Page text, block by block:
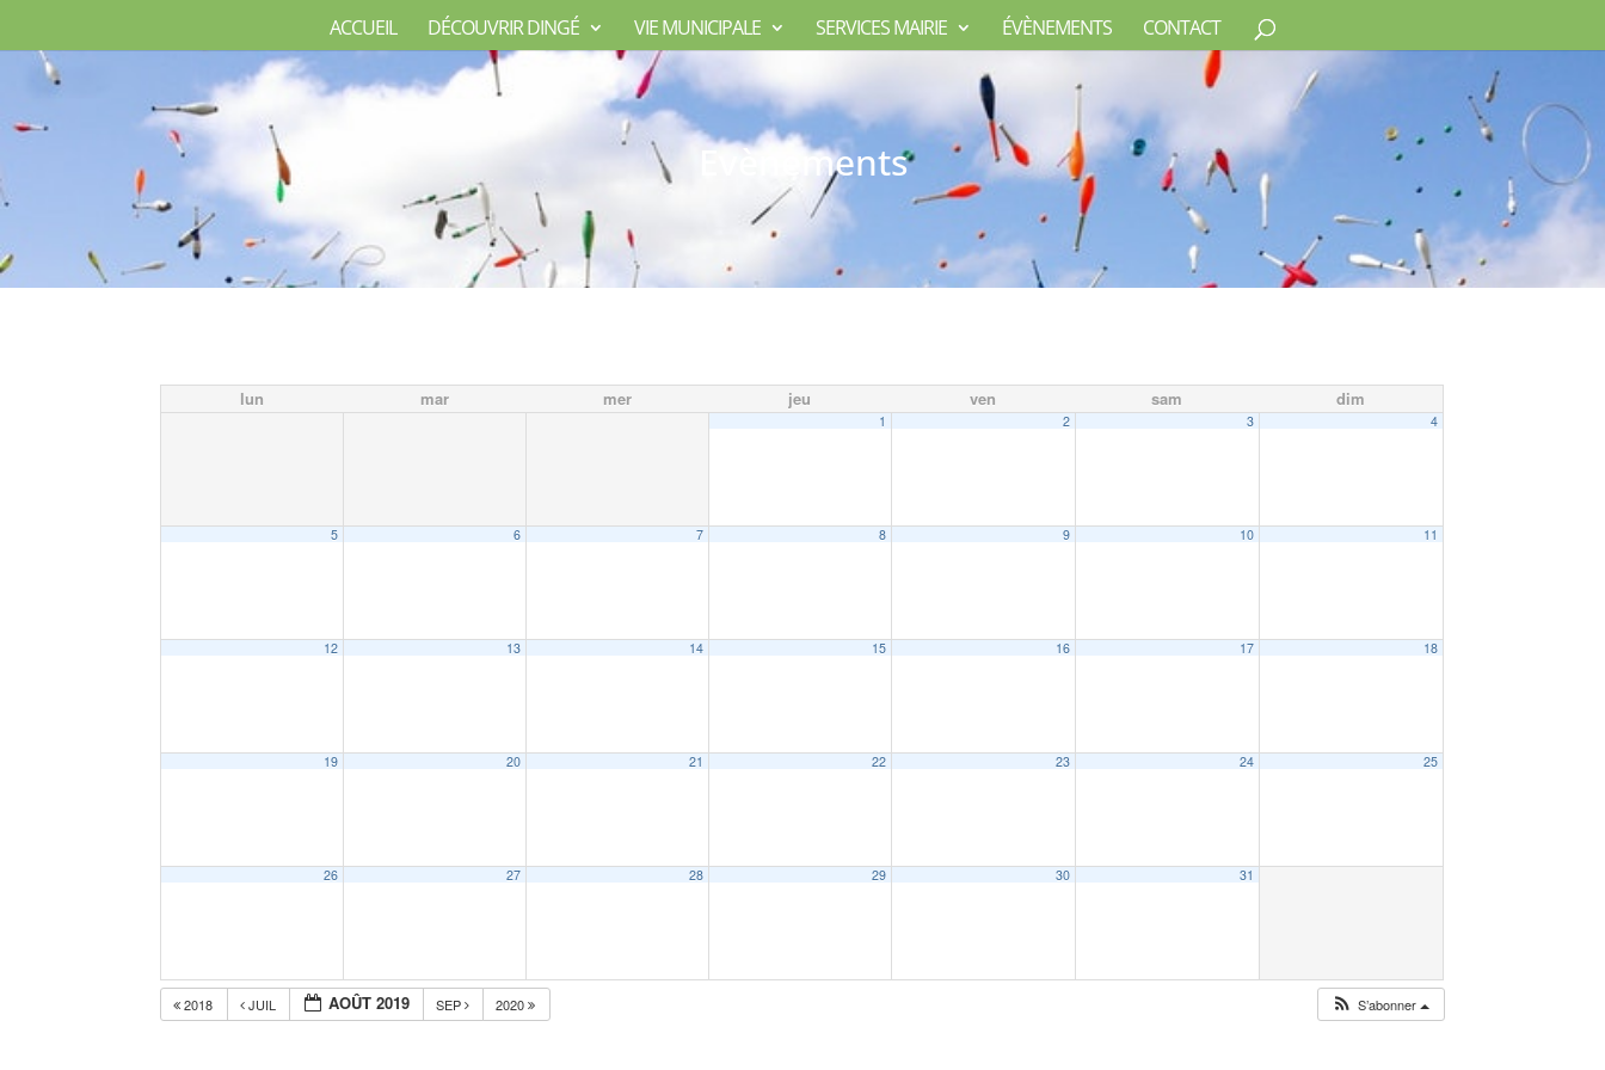
ACCUEIL DÉCOUVRIR DINGÉ VIE MUNICIPALE SERVICES MAIRIE ÉVÈNEMENTS CONTACT
Evènements
lun mar mer jeu ven sam dim
1 2 3 4
5 6 7 8 9 10 11
12 13 14 15 16 17 18
19 20 21 22 23 24 25
26 27 28 29 30 31
2018 JUIL AOÛT 2019 SEP 2020 S’abonner